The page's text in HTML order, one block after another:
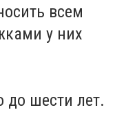
всем
у них
до шести лет.